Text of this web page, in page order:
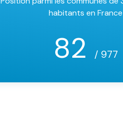
habitants en France
82 / 977